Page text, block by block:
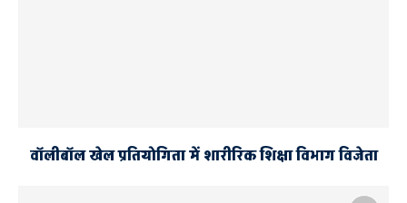
वॉलीबॉल खेल प्रतियोगिता में शारीरिक शिक्षा विभाग विजेता